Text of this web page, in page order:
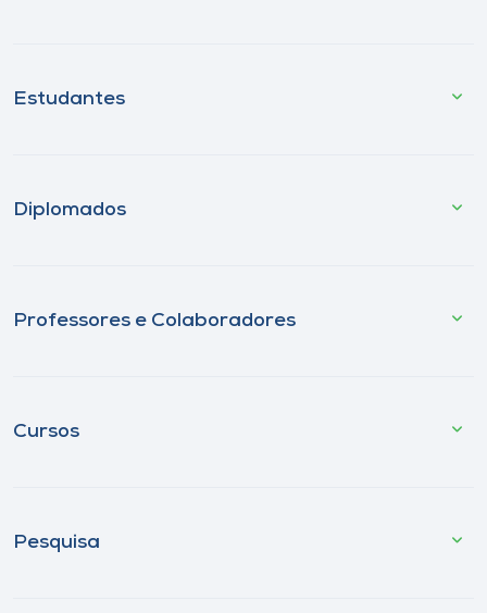
Estudantes
Diplomados
Professores e Colaboradores
Cursos
Pesquisa